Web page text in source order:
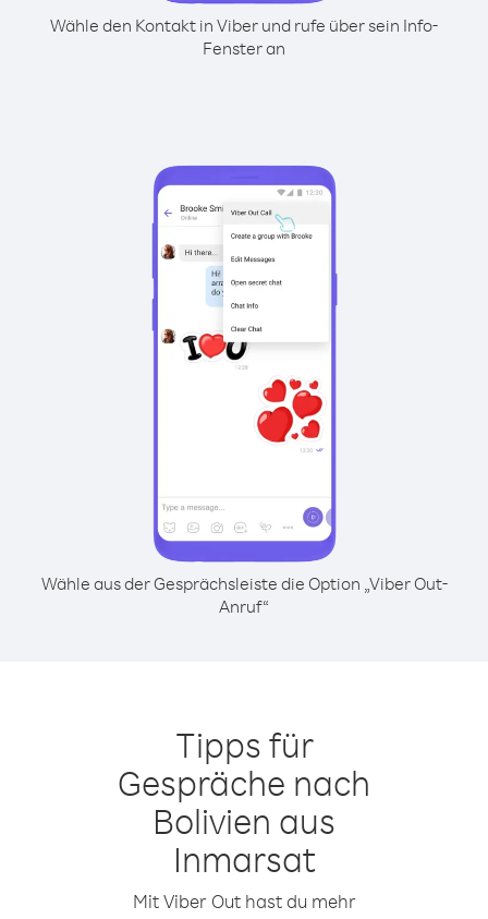
Wähle den Kontakt in Viber und rufe über sein Info-
Fenster an
Wähle aus der Gesprächsleiste die Option „Viber Out-
Anruf“
Tipps für
Gespräche nach
Bolivien aus
Inmarsat
Mit Viber Out hast du mehr